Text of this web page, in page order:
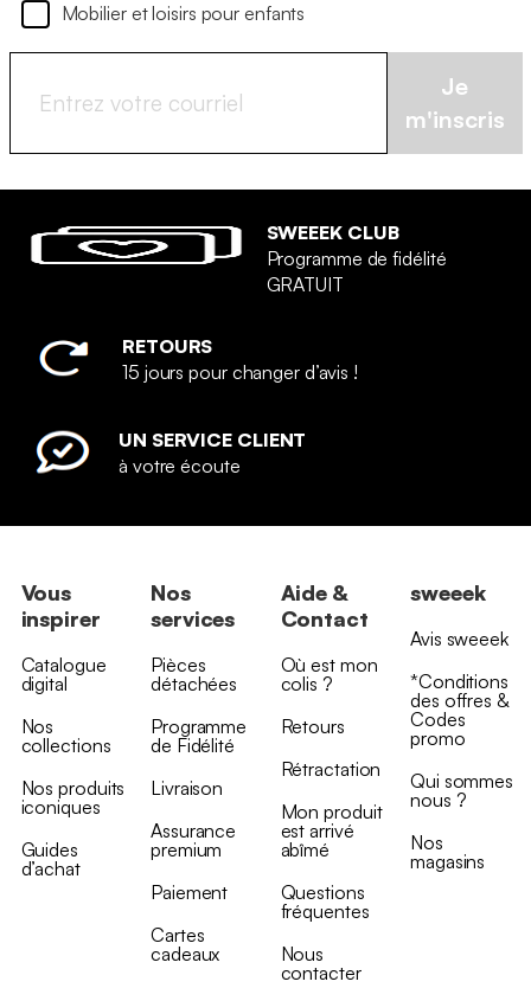
Mobilier et loisirs pour enfants
Je
m'inscris
SWEEEK CLUB
Programme de fidélité
GRATUIT
RETOURS
15 jours pour changer d’avis !
UN SERVICE CLIENT
à votre écoute
Vous
inspirer
Catalogue
digital
Nos
collections
Nos produits
iconiques
Guides
d’achat
Nos
services
Pièces
détachées
Programme
de Fidélité
Livraison
Assurance
premium
Paiement
Cartes
cadeaux
Aide &
Contact
Où est mon
colis ?
Retours
Rétractation
Mon produit
est arrivé
abîmé
Questions
fréquentes
Nous
contacter
sweeek
Avis sweeek
*Conditions
des offres &
Codes
promo
Qui sommes
nous ?
Nos
magasins